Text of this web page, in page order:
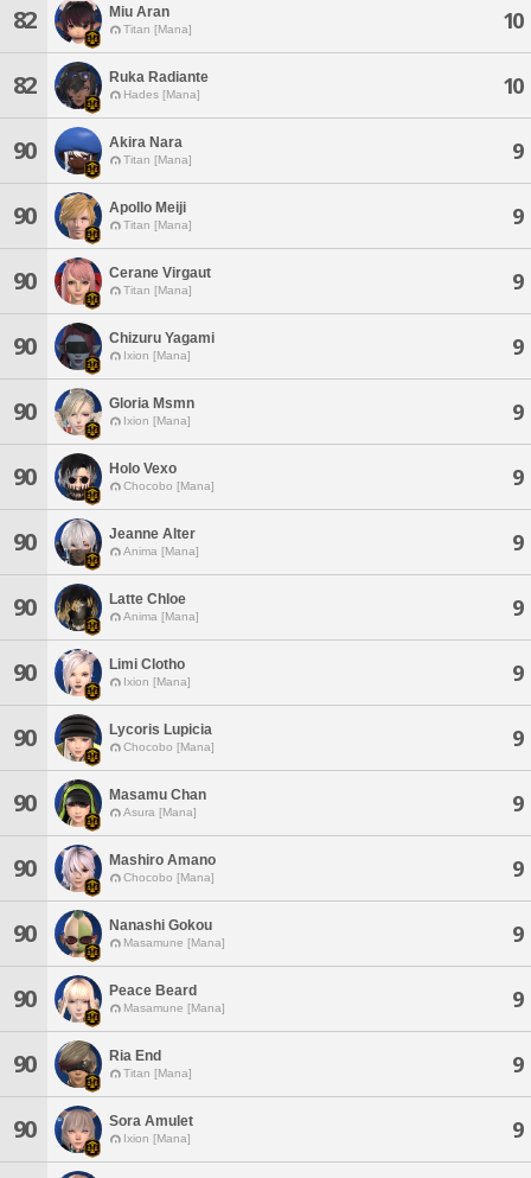
82 Miu Aran
Titan [Mana] 10
82 Ruka Radiante
Hades [Mana] 10
90 Akira Nara
Titan [Mana] 9
90 Apollo Meiji
Titan [Mana] 9
90 Cerane Virgaut
Titan [Mana] 9
90 Chizuru Yagami
Ixion [Mana] 9
90 Gloria Msmn
Ixion [Mana] 9
90 Holo Vexo
Chocobo [Mana] 9
90 Jeanne Alter
Anima [Mana] 9
90 Latte Chloe
Anima [Mana] 9
90 Limi Clotho
Ixion [Mana] 9
90 Lycoris Lupicia
Chocobo [Mana] 9
90 Masamu Chan
Asura [Mana] 9
90 Mashiro Amano
Chocobo [Mana] 9
90 Nanashi Gokou
Masamune [Mana] 9
90 Peace Beard
Masamune [Mana] 9
90 Ria End
Titan [Mana] 9
90 Sora Amulet
Ixion [Mana] 9